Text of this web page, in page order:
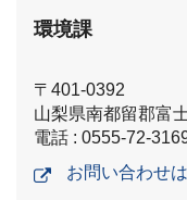
環境課
〒401-0392
山梨県南都留郡富
電話 : 0555-72-
お問い合わせ